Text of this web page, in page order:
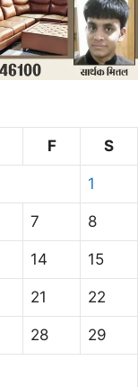
F S
1
7 8
14 15
21 22
28 29